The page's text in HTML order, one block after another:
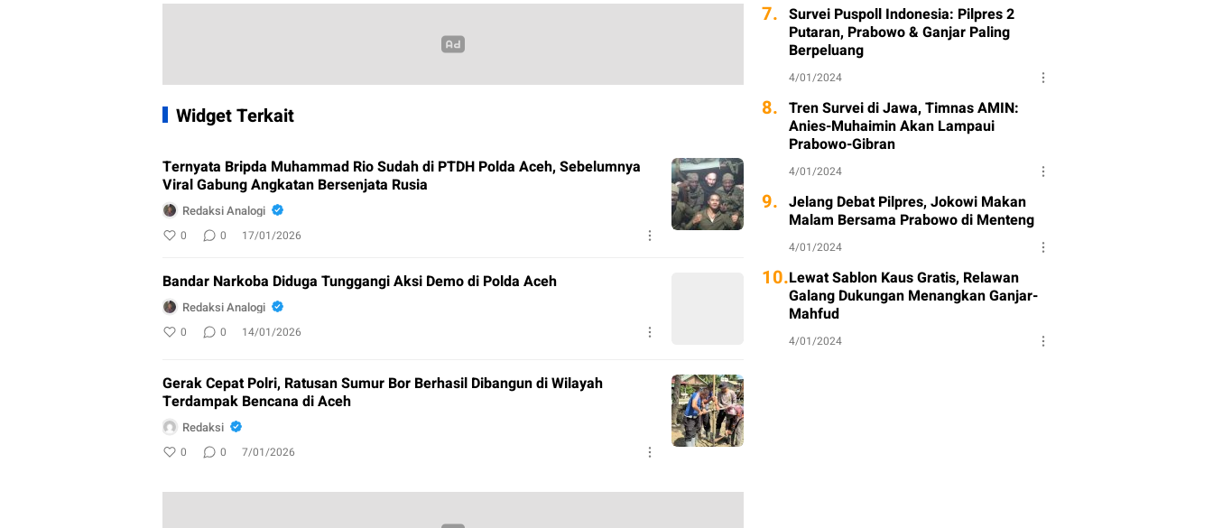
Widget Terkait
Ternyata Bripda Muhammad Rio Sudah di PTDH Polda Aceh, Sebelumnya
Viral Gabung Angkatan Bersenjata Rusia
Redaksi Analogi
0 0 17/01/2026
Bandar Narkoba Diduga Tunggangi Aksi Demo di Polda Aceh
Redaksi Analogi
0 0 14/01/2026
Gerak Cepat Polri, Ratusan Sumur Bor Berhasil Dibangun di Wilayah
Terdampak Bencana di Aceh
Redaksi
0 0 7/01/2026
7. Survei Puspoll Indonesia: Pilpres 2
Putaran, Prabowo & Ganjar Paling
Berpeluang
4/01/2024
8. Tren Survei di Jawa, Timnas AMIN:
Anies-Muhaimin Akan Lampaui
Prabowo-Gibran
4/01/2024
9. Jelang Debat Pilpres, Jokowi Makan
Malam Bersama Prabowo di Menteng
4/01/2024
10.Lewat Sablon Kaus Gratis, Relawan
Galang Dukungan Menangkan Ganjar-
Mahfud
4/01/2024